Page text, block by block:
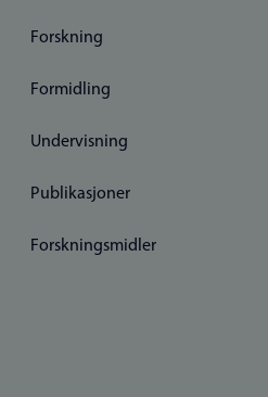
Forskning
Formidling
Undervisning
Publikasjoner
Forskningsmidler